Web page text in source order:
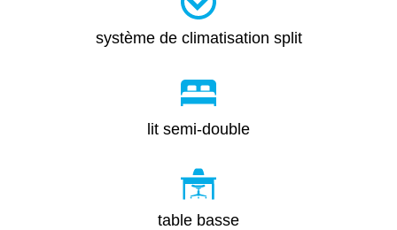
système de climatisation split
lit semi-double
table basse